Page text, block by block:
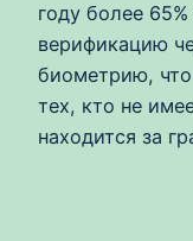
году более
верификацию
биометрию,
тех, кто не
находится за